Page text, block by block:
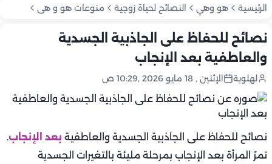
الرئيسية هو وهي النصائح لحياة زوجية منوعات هو و هى
نصائح للحفاظ على الجاذبية الجسدية
والعاطفية بعد الإنجاب
لهلوبة الإثنين , 18 مايو 2026 ,10:29 ص
نصائح للحفاظ على الجاذبية الجسدية والعاطفية بعد الإنجاب.
تمرّ المرأة بعد الإنجاب بمرحلة مليئة بالتغيرات الجسدية